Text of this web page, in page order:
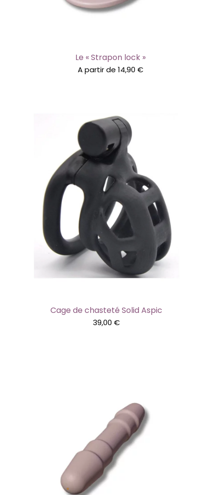
Le « Strapon lock »
A partir de14,90€
Cage de chasteté Solid Aspic
39,00€